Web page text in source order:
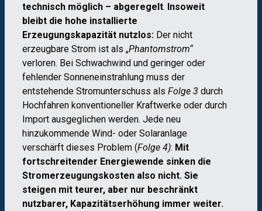
technisch möglich – abgeregelt. Insoweit
bleibt die hohe installierte
Erzeugungskapazität nutzlos: Der nicht
erzeugbare Strom ist als „Phantomstrom“
verloren. Bei Schwachwind und geringer oder
fehlender Sonneneinstrahlung muss der
entstehende Stromunterschuss als Folge 3 durch
Hochfahren konventioneller Kraftwerke oder durch
Import ausgeglichen werden. Jede neu
hinzukommende Wind- oder Solaranlage
verschärft dieses Problem (Folge 4): Mit
fortschreitender Energiewende sinken die
Stromerzeugungskosten also nicht. Sie
steigen mit teurer, aber nur beschränkt
nutzbarer, Kapazitätserhöhung immer weiter.